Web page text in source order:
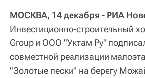
МОСКВА, 14 декабря - РИА
Инвестиционно-строительный
Group и ООО "Уктам Ру"
совместной реализации
"Золотые пески" на берегу